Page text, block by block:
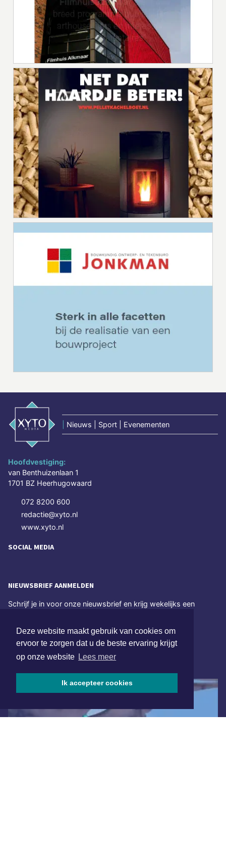
Deze website maakt gebruik van cookies om
ervoor te zorgen dat u de beste ervaring krijgt
op onze website Lees meer
Ik accepteer cookies
Nieuws | Sport | Evenementen
Hoofdvestiging:
van Benthuizenlaan 1
1701 BZ Heerhugowaard
072 8200 600
redactie@xyto.nl
www.xyto.nl
SOCIAL MEDIA
NIEUWSBRIEF AANMELDEN
Schrijf je in voor onze nieuwsbrief en krijg wekelijks een